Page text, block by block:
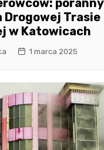
poranny
Drogowej Trasie
w Katowicach
1 marca 2025